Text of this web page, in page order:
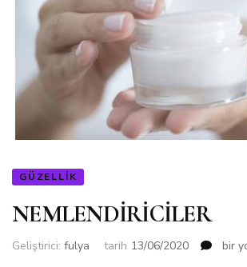
GÜZELLIK
NEMLENDİRİCİLER
Geliştirici: fulya tarih 13/06/2020 bir